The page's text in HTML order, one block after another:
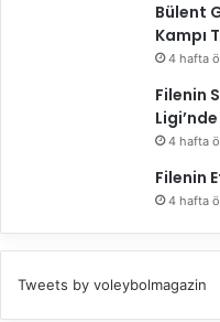
z
.
Bülent
Kampı
4 hafta
Filenin
4 hafta
Filenin
4 hafta
Tweets by voleybolmagazin